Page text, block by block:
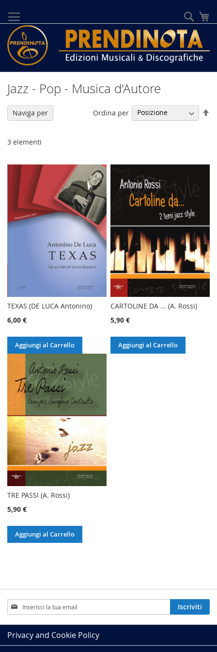
al
contenuto
Cerca
Jazz - Pop - Musica d'Autore
3 elementi
Ordina per
TEXAS (DE LUCA Antonino)
6,00 €
Aggiungi al Carrello
CARTOLINE DA ... (A. Rossi)
5,90 €
Aggiungi al Carrello
TRE PASSI (A. Rossi)
5,90 €
Aggiungi al Carrello
Naviga per
Iscriviti
alla
nostra
Newsletter:
Iscriviti
Privacy and Cookie Policy